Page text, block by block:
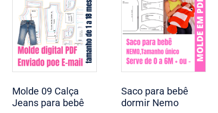
Molde 09 Calça
Jeans para bebê
Saco para bebê
dormir Nemo